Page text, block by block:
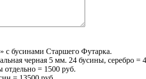
с бусинами Старшего Футарка.
черная 5 мм. 24 бусины, серебро =
= 1500 руб.